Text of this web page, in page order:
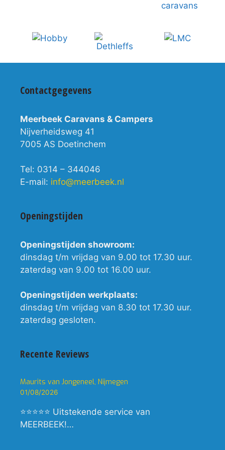
Contactgegevens
Meerbeek Caravans & Campers
Nijverheidsweg 41
7005 AS Doetinchem
Tel: 0314 – 344046
E-mail: info@meerbeek.nl
Openingstijden
Openingstijden showroom:
dinsdag t/m vrijdag van 9.00 tot 17.30 uur.
zaterdag van 9.00 tot 16.00 uur.
Openingstijden werkplaats:
dinsdag t/m vrijdag van 8.30 tot 17.30 uur.
zaterdag gesloten.
Recente Reviews
Maurits van Jongeneel, Nijmegen
01/08/2026
⭐⭐⭐⭐⭐ Uitstekende service van
MEERBEEK!…